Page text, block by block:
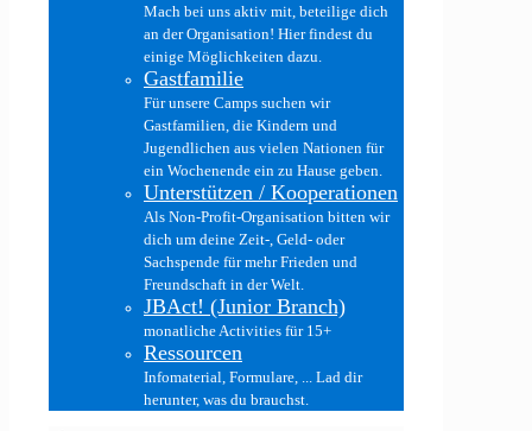
Mach bei uns aktiv mit, beteilige dich
an der Organisation! Hier findest du
einige Möglichkeiten dazu.
Gastfamilie
Für unsere Camps suchen wir
Gastfamilien, die Kindern und
Jugendlichen aus vielen Nationen für
ein Wochenende ein zu Hause geben.
Unterstützen / Kooperationen
Als Non-Profit-Organisation bitten wir
dich um deine Zeit-, Geld- oder
Sachspende für mehr Frieden und
Freundschaft in der Welt.
JBAct! (Junior Branch)
monatliche Activities für 15+
Ressourcen
Infomaterial, Formulare, ... Lad dir
herunter, was du brauchst.